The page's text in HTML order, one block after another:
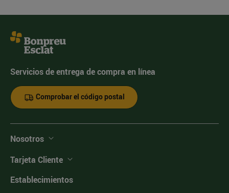
Servicios de entrega de compra en línea
Comprobar el código postal
Nosotros
Tarjeta Cliente
Establecimientos